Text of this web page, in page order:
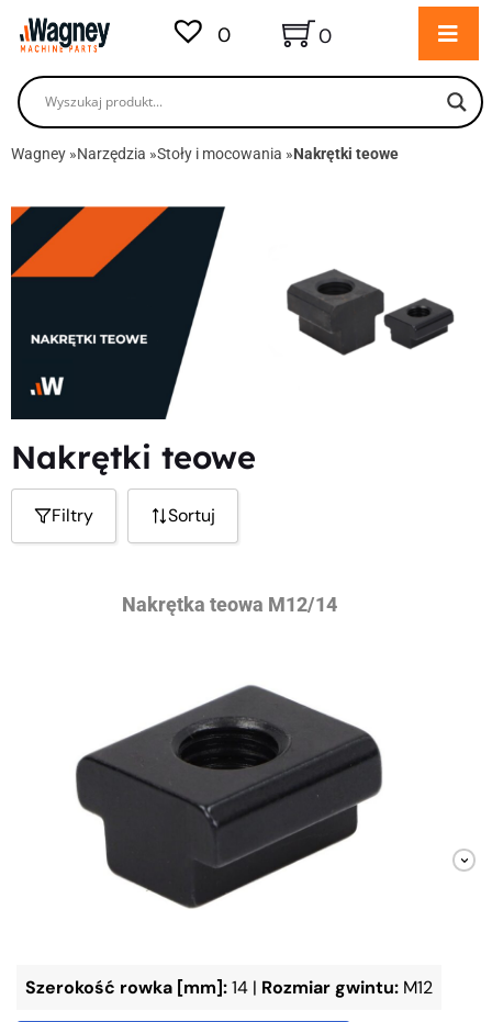
0 0
Wagney »Narzędzia »Stoły i mocowania »Nakrętki teowe
Nakrętki teowe
Filtry Sortuj
Nakrętka teowa M12/14
Szerokość rowka [mm]:14 | Rozmiar gwintu: M12